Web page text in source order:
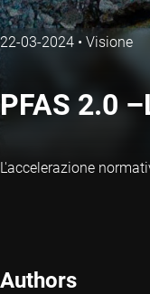
22-03-2024 • Visione
PFAS 2.0
L'accelerazione
Authors